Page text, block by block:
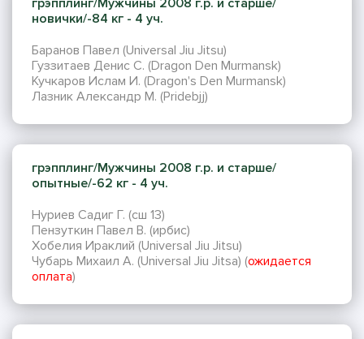
грэпплинг/Мужчины 2008 г.р. и старше/
новички/-84 кг - 4 уч.
Баранов Павел (Universal Jiu Jitsu)
Гуззитаев Денис С. (Dragon Den Murmansk)
Кучкаров Ислам И. (Dragon's Den Murmansk)
Лазник Александр М. (Pridebjj)
грэпплинг/Мужчины 2008 г.р. и старше/
опытные/-62 кг - 4 уч.
Нуриев Садиг Г. (сш 13)
Пензуткин Павел В. (ирбис)
Хобелия Ираклий (Universal Jiu Jitsu)
Чубарь Михаил А. (Universal Jiu Jitsa) (ожидается
оплата)